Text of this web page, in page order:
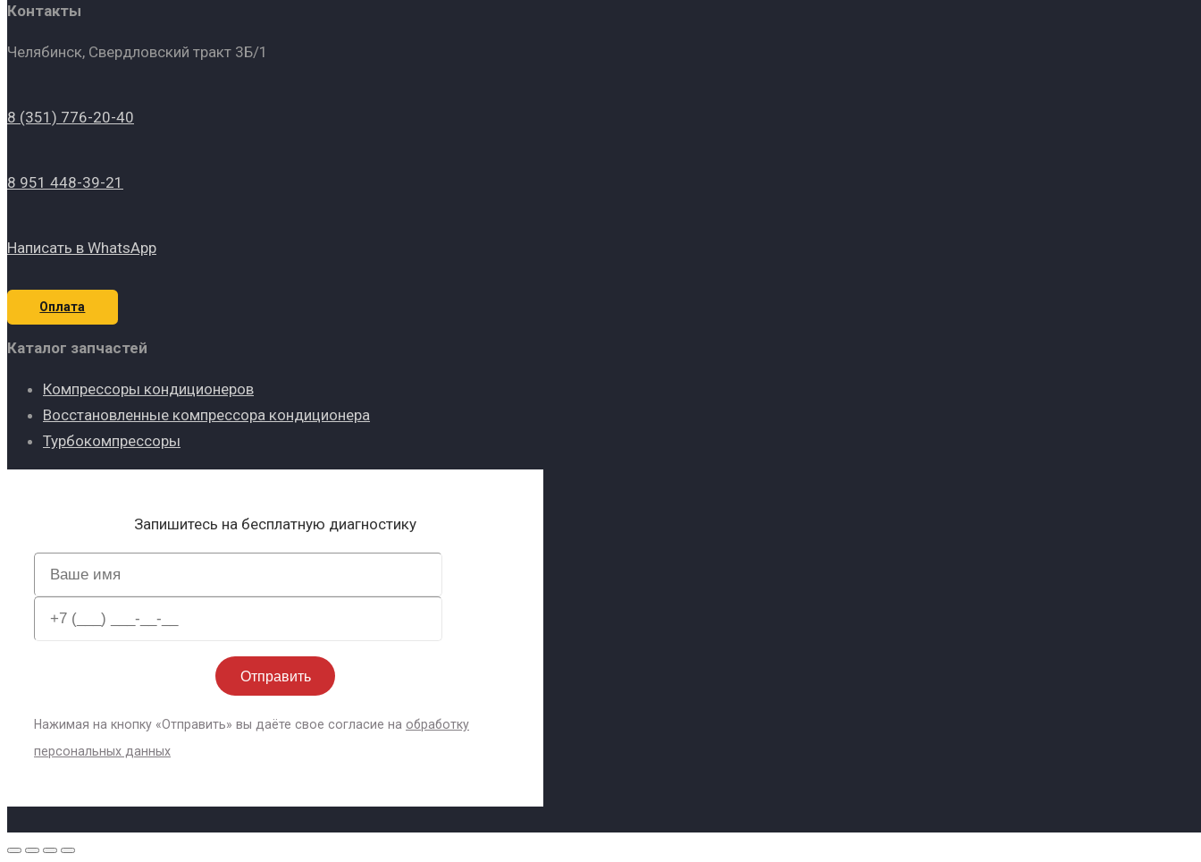
Контакты
Челябинск, Свердловский тракт 3Б/1
8 (351) 776-20-40
8 951 448-39-21
Написать в WhatsApp
Оплата
Каталог запчастей
Компрессоры кондиционеров
Восстановленные компрессора кондиционера
Турбокомпрессоры
Запишитесь на бесплатную диагностику
Нажимая на кнопку «Отправить» вы даёте свое согласие на обработку
персональных данных